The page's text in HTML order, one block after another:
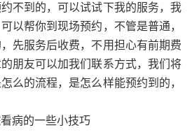
不到的，可以试试下我的服务，我
以帮你到现场预约，不管是普通，
先服务后收费，不用担心有前期费
朋友可以加我们联系方式，我们将
么的流程，是怎么样能预约到的，
病的一些小技巧